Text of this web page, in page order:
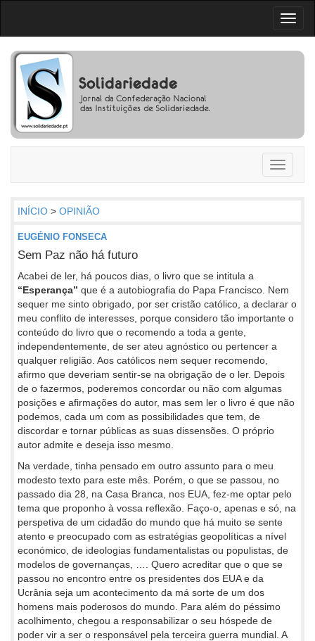
Toggle
INÍCIO > OPINIÃO
EUGÉNIO FONSECA
Sem Paz não há futuro
Acabei de ler, há poucos dias, o livro que se intitula a
“Esperança” que é a autobiografia do Papa Francisco. Nem
sequer me sinto obrigado, por ser cristão católico, a declarar o
meu conflito de interesses, porque considero tão importante o
conteúdo do livro que o recomendo a toda a gente,
independentemente, de ser ateu agnóstico ou pertencer a
qualquer religião. Aos católicos nem sequer recomendo,
afirmo que deveriam sentir-se na obrigação de o ler. Depois
de o fazermos, poderemos concordar ou não com algumas
posições e afirmações do autor, mas sem ler o livro é que não
podemos, cada um com as possibilidades que tem, de
discordar e tornar públicas as suas dissensões. O próprio
autor admite e deseja isso mesmo.
Na verdade, tinha pensado em outro assunto para o meu
modesto texto para este mês. Porém, o que se passou, no
passado dia 28, na Casa Branca, nos EUA, fez-me optar pelo
tema que proponho à vossa reflexão. Faço-o, apenas e só, na
perspetiva de um cidadão do mundo que há muito se sente
atento e preocupado com as estratégias geopolíticas a nível
económico, de ideologias fundamentalistas ou populistas, de
modelos de governanças, …. Quero acreditar que o que se
passou no encontro entre os presidentes dos EUA e da
Ucrânia seja um acontecimento da má sorte de um dos
homens mais poderosos do mundo. Para além do péssimo
acolhimento, chegou a responsabilizar o seu hóspede de
poder vir a ser o responsável pela terceira guerra mundial. A